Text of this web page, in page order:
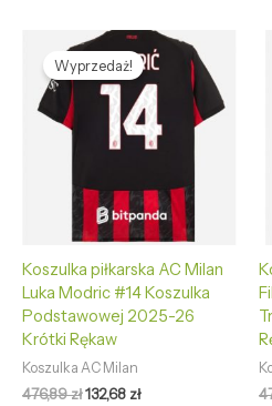
Wyprzedaż!
Koszulka piłkarska AC Milan
Luka Modric #14 Koszulka
Podstawowej 2025-26
Krótki Rękaw
Koszulka AC Milan
476,89zł
Pierwotna
cena
wynosiła:
476,89 zł.
132,68 zł
Aktualna
cena
wynosi:
132,68 zł.